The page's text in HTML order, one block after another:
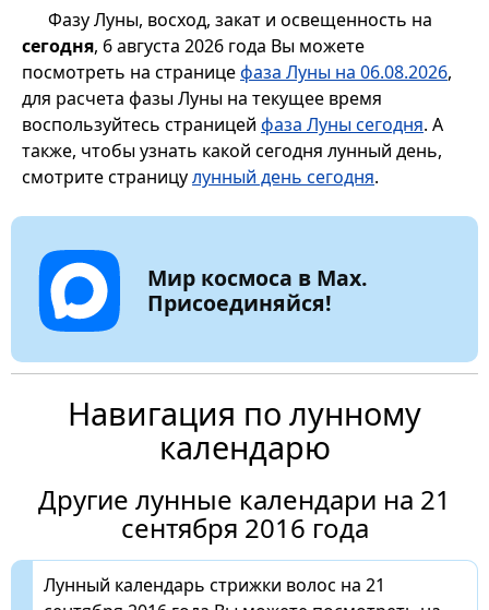
Фазу Луны, восход, закат и освещенность на
сегодня, 6 августа 2026 года Вы можете
посмотреть на страницефаза Луны на 06.08.2026,
для расчета фазы Луны на текущее время
воспользуйтесь страницей фаза Луны сегодня. А
также, чтобы узнать какой сегодня лунный день,
смотрите страницулунный день сегодня.
Мир космоса в Max.
Присоединяйся!
Навигация по лунному
календарю
Другие лунные календари на 21
сентября 2016 года
Лунный календарь стрижки волос на 21